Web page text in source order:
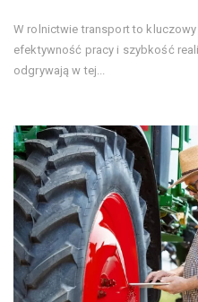
W rolnictwie transport to
efektywność pracy i szybkość
odgrywają w tej...